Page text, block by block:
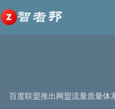
至
内
容
百度联盟推出网盟流量质量体